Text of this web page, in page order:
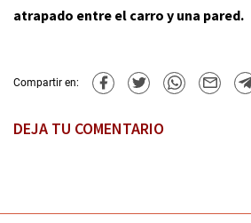
atrapado entre el carro y una pared.
Compartir en:
DEJA TU COMENTARIO